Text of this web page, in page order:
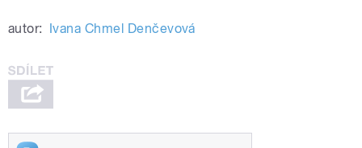
autor: Ivana Chmel Denčevová